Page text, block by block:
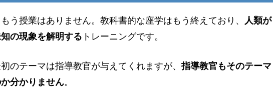
う授業はありません。教科書的な座学はもう終えており、
人類が
の現象を解明する トレーニングです。
のテーマは指導教官が与えてくれますが、指導教官もそのテーマ
分かりません。